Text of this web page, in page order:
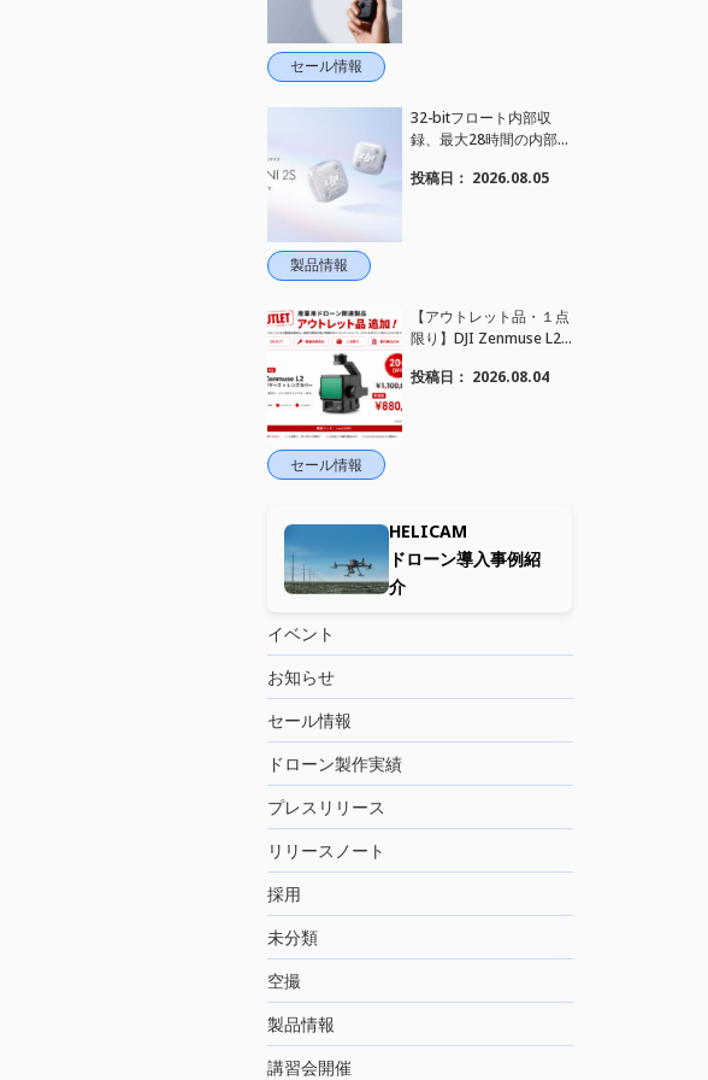
セール情報
製品情報
32-bitフロート内部収
録、最大28時間の内部録
応、2段階AIノイズキャ
投稿日： 2026.08.05
セール情報
【アウトレット品・１点
限り】DJI Zenmuse L2
た。｜HELICAM STORE
投稿日： 2026.08.04
HELICAM
ドローン導入事例紹
介
イベント
お知らせ
セール情報
ドローン製作実績
プレスリリース
リリースノート
採用
未分類
空撮
製品情報
講習会開催